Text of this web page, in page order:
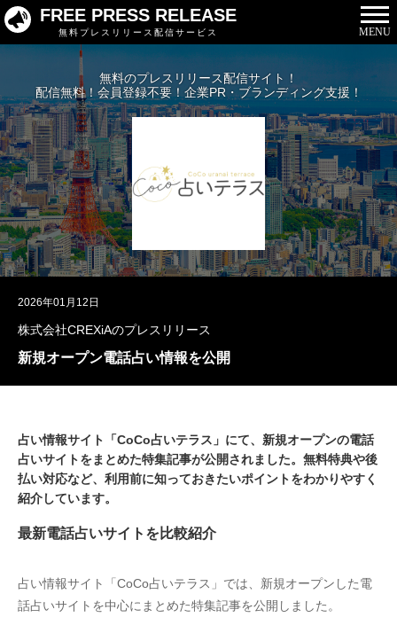
FREE PRESS RELEASE
無料プレスリリース配信サービス MENU
無料のプレスリリース配信サイト！
配信無料！会員登録不要！企業PR・ブランディング支援！
2026年01月12日
株式会社CREXiAのプレスリリース
新規オープン電話占い情報を公開
占い情報サイト「CoCo占いテラス」にて、新規オープンの電話
占いサイトをまとめた特集記事が公開されました。無料特典や後
払い対応など、利用前に知っておきたいポイントをわかりやすく
紹介しています。
最新電話占いサイトを比較紹介
占い情報サイト「CoCo占いテラス」では、新規オープンした電
話占いサイトを中心にまとめた特集記事を公開しました。